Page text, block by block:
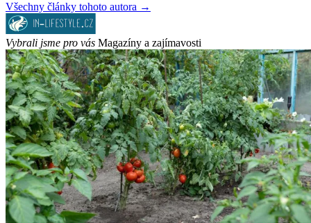
Všechny články tohoto autora →
Vybrali jsme pro vás Magazíny a zajímavosti